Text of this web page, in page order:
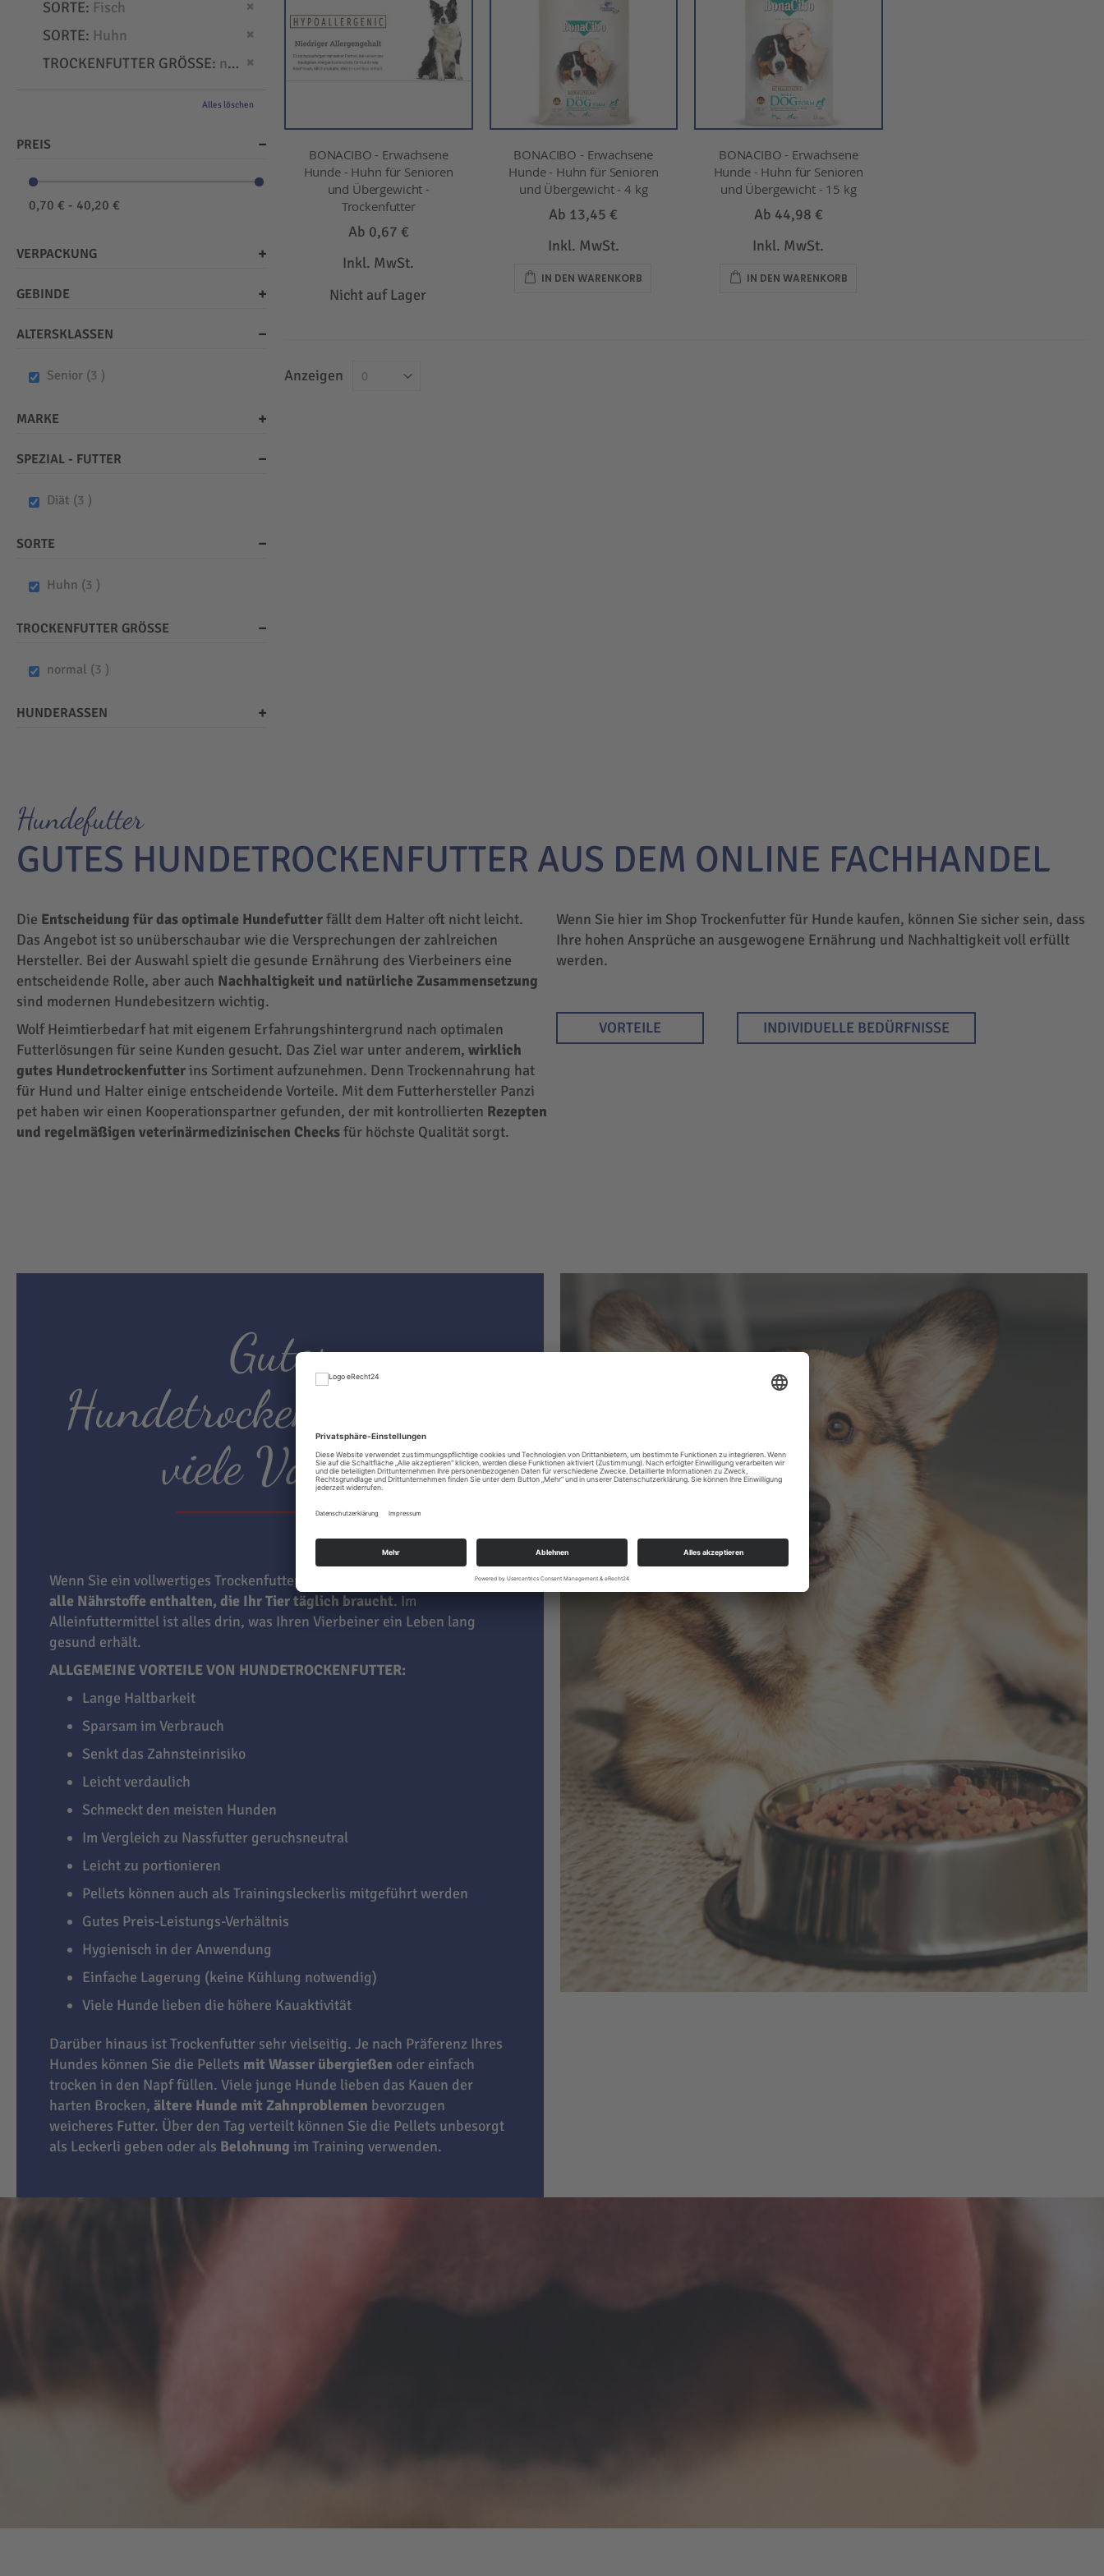
BONACIBO - Erwachsene
Hunde - Huhn für Senioren
und Übergewicht -
Trockenfutter
Ab 0,67 €
Inkl. MwSt.
Nicht auf Lager
BONACIBO - Erwachsene
Hunde - Huhn für Senioren
und Übergewicht - 4 kg
Ab 13,45 €
Inkl. MwSt.
IN DEN WARENKORB
BONACIBO - Erwachsene
Hunde - Huhn für Senioren
und Übergewicht - 15 kg
Ab 44,98 €
Inkl. MwSt.
IN DEN WARENKORB
Anzeigen
SORTE Fisch
SORTE Huhn
Dies entfernen
TROCKENFUTTER GRÖSSE
normal Dies entfernen
Alles löschen
PREIS
0,70 € - 40,20 €
VERPACKUNG
GEBINDE
ALTERSKLASSEN
Senior 3 items
MARKE
SPEZIAL - FUTTER
Diät 3 items
SORTE
Huhn 3 items
TROCKENFUTTER GRÖSSE
normal 3 items
HUNDERASSEN
Hundefutter
GUTES HUNDETROCKENFUTTER AUS DEM ONLINE FACHHANDEL
Die Entscheidung für das optimale Hundefutterfällt dem Halter oft nicht leicht.
Das Angebot ist so unüberschaubar wie die Versprechungen der zahlreichen
Hersteller. Bei der Auswahl spielt die gesunde Ernährung des Vierbeiners eine
entscheidende Rolle, aber auch Nachhaltigkeit und natürliche Zusammensetzung
sind modernen Hundebesitzern wichtig.
Wolf Heimtierbedarf hat mit eigenem Erfahrungshintergrund nach optimalen
Futterlösungen für seine Kunden gesucht. Das Ziel war unter anderem, wirklich
gutes Hundetrockenfutter ins Sortiment aufzunehmen. Denn Trockennahrung hat
für Hund und Halter einige entscheidende Vorteile. Mit dem Futterhersteller Panzi
pet haben wir einen Kooperationspartner gefunden, der mit kontrollierten Rezepten
und regelmäßigen veterinärmedizinischen Checksfür höchste Qualität sorgt.
Wenn Sie hier im Shop Trockenfutter für Hunde kaufen, können Sie sicher sein, dass
Ihre hohen Ansprüche an ausgewogene Ernährung und Nachhaltigkeit voll erfüllt
werden.
VORTEILE INDIVIDUELLE BEDÜRFNISSE
Gutes
Hundetrockenfutter hat
viele Vorteile
Wenn Sie ein vollwertiges Trockenfutter für Hunde kaufen, sind darin
alle Nährstoffe enthalten, die Ihr Tier täglich braucht. Im
Alleinfuttermittel ist alles drin, was Ihren Vierbeiner ein Leben lang
gesund erhält.
ALLGEMEINE VORTEILE VON HUNDETROCKENFUTTER:
Lange Haltbarkeit
Sparsam im Verbrauch
Senkt das Zahnsteinrisiko
Leicht verdaulich
Schmeckt den meisten Hunden
Im Vergleich zu Nassfutter geruchsneutral
Leicht zu portionieren
Pellets können auch als Trainingsleckerlis mitgeführt werden
Gutes Preis-Leistungs-Verhältnis
Hygienisch in der Anwendung
Einfache Lagerung (keine Kühlung notwendig)
Viele Hunde lieben die höhere Kauaktivität
Darüber hinaus ist Trockenfutter sehr vielseitig. Je nach Präferenz Ihres
Hundes können Sie die Pellets mit Wasser übergießen oder einfach
trocken in den Napf füllen. Viele junge Hunde lieben das Kauen der
harten Brocken, ältere Hunde mit Zahnproblemen bevorzugen
weicheres Futter. Über den Tag verteilt können Sie die Pellets unbesorgt
als Leckerli geben oder als Belohnung im Training verwenden.